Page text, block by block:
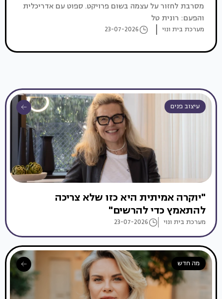
מסרבת לחזור על עצמה בשום פרויקט. ספוט עם אדריכלית
והפעם: רונית טל
מערכת בית ונוי 23-07-2026
עיצוב פנים
"יוקרה אמיתית היא כזו שלא צריכה
להתאמץ כדי להרשים"
מערכת בית ונוי 23-07-2026
מה חדש